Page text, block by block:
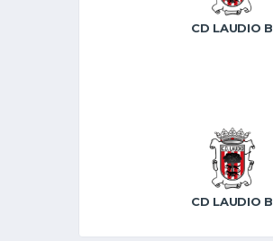
CD LAUDIO B
CD LAUDIO B